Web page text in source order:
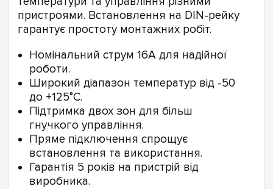
пристроями. Встановлення на DIN-рейку
гарантує простоту монтажних робіт.
Номінальний струм 16А для надійної
роботи.
Широкий діапазон температур від -50
до +125°C.
Підтримка двох зон для більш
гнучкого управління.
Пряме підключення спрощує
встановлення та використання.
Гарантія 5 років на пристрій від
виробника.